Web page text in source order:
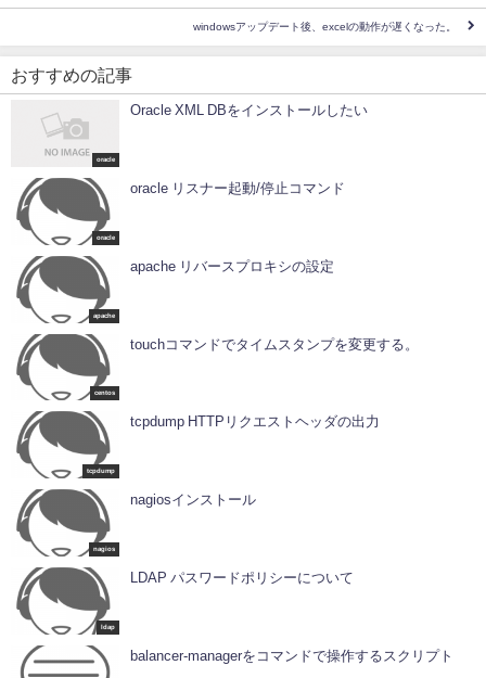
windowsアップデート後、excelの動作が遅くなった。
おすすめの記事
oracle
Oracle XML DBをインストールしたい
oracle
oracle リスナー起動/停止コマンド
apache
apache リバースプロキシの設定
centos
touchコマンドでタイムスタンプを変更する。
tcpdump
tcpdump HTTPリクエストヘッダの出力
nagios
nagiosインストール
ldap
LDAP パスワードポリシーについて
balancer-managerをコマンドで操作するスクリプト